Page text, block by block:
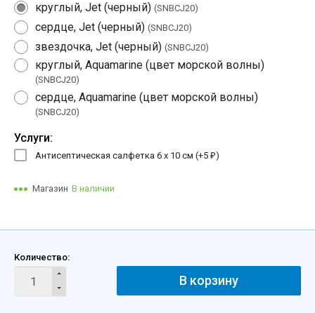
круглый, Jet (черный) (SNBСJ20)
сердце, Jet (черный) (SNBСJ20)
звездочка, Jet (черный) (SNBСJ20)
круглый, Aquamarine (цвет морской волны)
(SNBСJ20)
сердце, Aquamarine (цвет морской волны)
(SNBСJ20)
Услуги:
Антисептическая салфетка 6 х 10 см (+5 ₽)
Магазин В наличии
Количество:
В корзину